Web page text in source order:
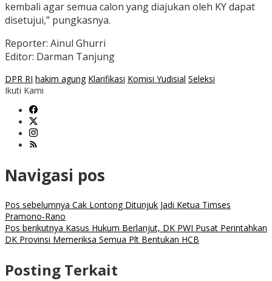
kembali agar semua calon yang diajukan oleh KY dapat
disetujui,” pungkasnya.
Reporter: Ainul Ghurri
Editor: Darman Tanjung
DPR RI hakim agung Klarifikasi Komisi Yudisial Seleksi
Ikuti Kami
Navigasi pos
Pos sebelumnya Cak Lontong Ditunjuk Jadi Ketua Timses
Pramono-Rano
Pos berikutnya Kasus Hukum Berlanjut, DK PWI Pusat Perintahkan
DK Provinsi Memeriksa Semua Plt Bentukan HCB
Posting Terkait